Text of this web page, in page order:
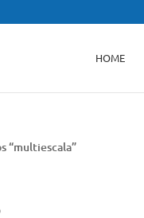
HOME
“multiescala”